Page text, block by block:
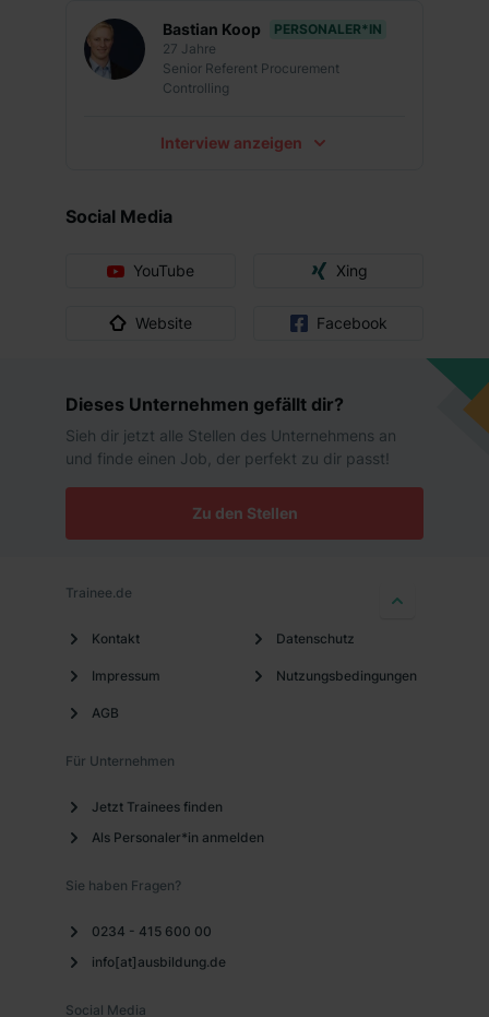
Networking
Mitarbeiterhandy
Bastian Koop
PERSONALER*IN
27 Jahre
Senior Referent Procurement
Controlling
Interview anzeigen
Social Media
YouTube Xing
Website Facebook
Dieses Unternehmen gefällt dir?
Sieh dir jetzt alle Stellen des Unternehmens an
und finde einen Job, der perfekt zu dir passt!
Zu den Stellen
Trainee.de
Kontakt
Impressum
AGB
Datenschutz
Nutzungsbedingungen
Für Unternehmen
Jetzt Trainees finden
Als Personaler*in anmelden
Sie haben Fragen?
0234 - 415 600 00
info[at]ausbildung.de
Social Media